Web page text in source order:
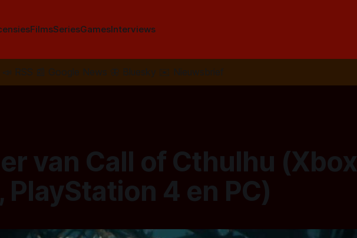
FilmsSeriesGamesInterviews
📣 RSS 📰 Google News 🦋 Bluesky ✉️ Nieuwsbrief
van Call of Cthulhu (Xbox
PlayStation 4 en PC)